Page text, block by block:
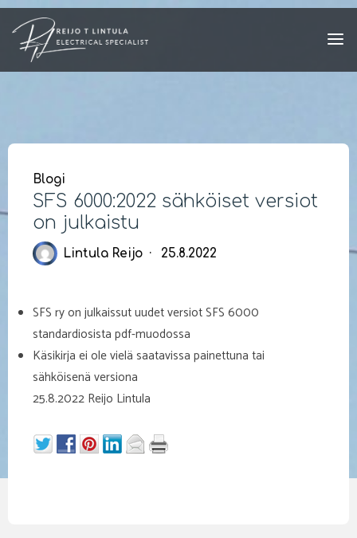
Skip
content
Blogi
SFS 6000:2022 sähköiset versiot
on julkaistu
Lintula Reijo 25.8.2022
SFS ry on julkaissut uudet versiot SFS 6000
standardiosista pdf-muodossa
Käsikirja ei ole vielä saatavissa painettuna tai
sähköisenä versiona
25.8.2022 Reijo Lintula